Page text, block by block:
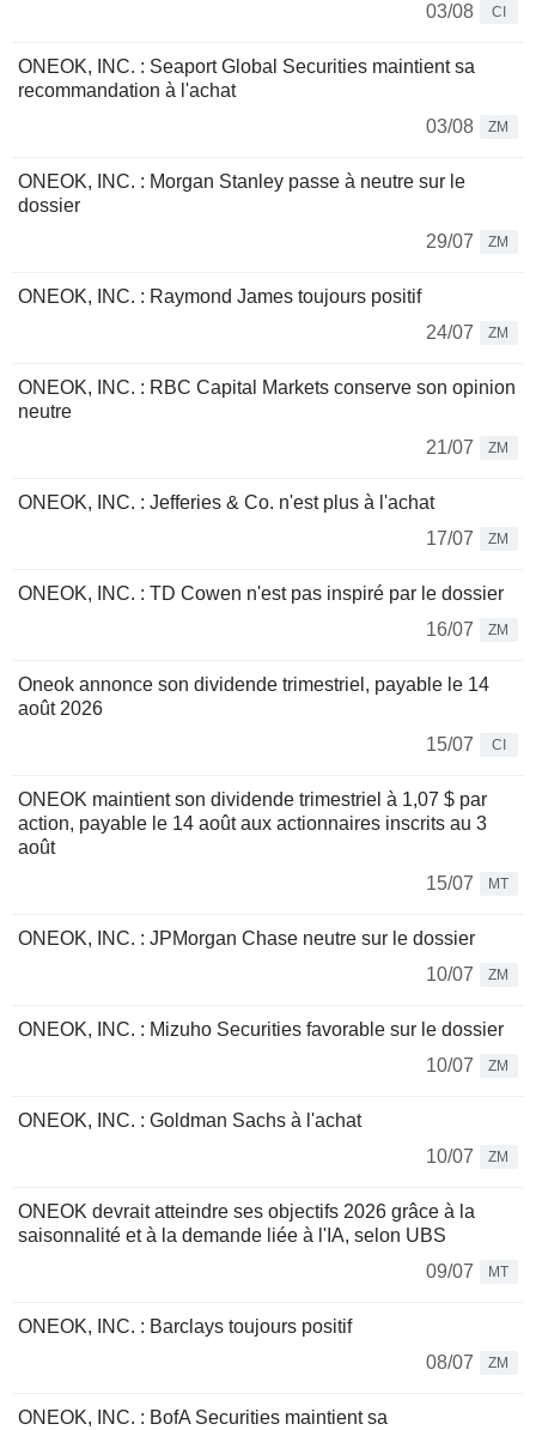
03/08
CI
ONEOK, INC. : Seaport Global Securities maintient sa
recommandation à l'achat
03/08
ZM
ONEOK, INC. : Morgan Stanley passe à neutre sur le
dossier
29/07
ZM
ONEOK, INC. : Raymond James toujours positif
24/07
ZM
ONEOK, INC. : RBC Capital Markets conserve son opinion
neutre
21/07
ZM
ONEOK, INC. : Jefferies & Co. n'est plus à l'achat
17/07
ZM
ONEOK, INC. : TD Cowen n'est pas inspiré par le dossier
16/07
ZM
Oneok annonce son dividende trimestriel, payable le 14
août 2026
15/07
CI
ONEOK maintient son dividende trimestriel à 1,07 $ par
action, payable le 14 août aux actionnaires inscrits au 3
août
15/07
MT
ONEOK, INC. : JPMorgan Chase neutre sur le dossier
10/07
ZM
ONEOK, INC. : Mizuho Securities favorable sur le dossier
10/07
ZM
ONEOK, INC. : Goldman Sachs à l'achat
10/07
ZM
ONEOK devrait atteindre ses objectifs 2026 grâce à la
saisonnalité et à la demande liée à l'IA, selon UBS
09/07
MT
ONEOK, INC. : Barclays toujours positif
08/07
ZM
ONEOK, INC. : BofA Securities maintient sa